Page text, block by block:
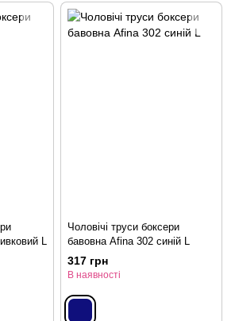
L
Чоловічі труси боксери
бавовна Afina 302 синій L
317 грн
В наявності